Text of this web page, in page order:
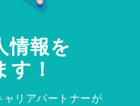
情報を
す！
ャリアパートナーが